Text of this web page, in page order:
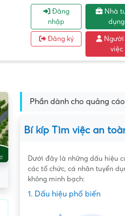
Đăng
nhập
Đăng ký
Nhà
dụng
việc
Phần dành cho quảng cáo
Bí kíp Tìm việc an
Dưới đây là những dấu hiệu
các tổ chức, cá nhân tuyển
không minh bạch:
1. Dấu hiệu phổ biến